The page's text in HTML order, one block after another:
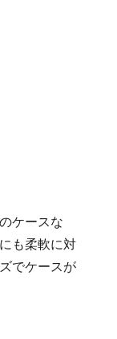
ケースな
も柔軟に対
でケースが